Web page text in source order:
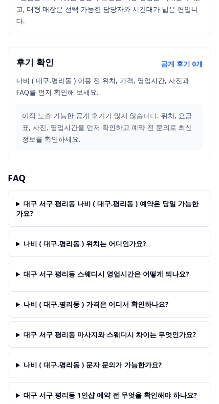
고, 대형 매장은 선택 가능한 담당자와 시간대가 넓은 편입니
다.
후기 확인 공개 후기 0개
나비 ( 대구.평리동 ) 이용 전 위치, 가격, 영업시간, 사진과
FAQ를 먼저 확인해 보세요.
아직 노출 가능한 공개 후기가 많지 않습니다. 위치, 요금
표, 사진, 영업시간을 먼저 확인하고 예약 전 문의로 최신
정보를 확인하세요.
FAQ
대구 서구 평리동 나비 ( 대구.평리동 ) 예약은 당일 가능한
가요?
나비 ( 대구.평리동 ) 위치는 어디인가요?
대구 서구 평리동 스웨디시 영업시간은 어떻게 되나요?
나비 ( 대구.평리동 ) 가격은 어디서 확인하나요?
대구 서구 평리동 마사지와 스웨디시 차이는 무엇인가요?
나비 ( 대구.평리동 ) 문자 문의가 가능한가요?
대구 서구 평리동 1인샵 예약 전 무엇을 확인해야 하나요?